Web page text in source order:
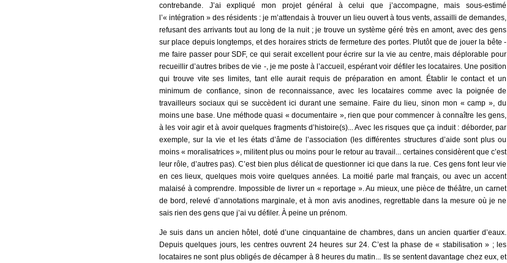
contrebande. J’ai expliqué mon projet général à celui que j’accompagne, mais sous-estimé
l’« intégration » des résidents : je m’attendais à trouver un lieu ouvert à tous vents, assailli de demandes,
refusant des arrivants tout au long de la nuit ; je trouve un système géré très en amont, avec des gens
sur place depuis longtemps, et des horaires stricts de fermeture des portes. Plutôt que de jouer la bête -
me faire passer pour SDF, ce qui serait excellent pour écrire sur la vie au centre, mais déplorable pour
recueillir d’autres bribes de vie -, je me poste à l’accueil, espérant voir défiler les locataires. Une position
qui trouve vite ses limites, tant elle aurait requis de préparation en amont. Établir le contact et un
minimum de confiance, sinon de reconnaissance, avec les locataires comme avec la poignée de
travailleurs sociaux qui se succèdent ici durant une semaine. Faire du lieu, sinon mon « camp », du
moins une base. Une méthode quasi « documentaire », rien que pour commencer à connaître les gens,
à les voir agir et à avoir quelques fragments d’histoire(s)... Avec les risques que ça induit : déborder, par
exemple, sur la vie et les états d’âme de l’association (les différentes structures d’aide sont plus ou
moins « moralisatrices », militent plus ou moins pour le retour au travail... certaines considèrent que c’est
leur rôle, d’autres pas). C’est bien plus délicat de questionner ici que dans la rue. Ces gens font leur vie
en ces lieux, quelques mois voire quelques années. La moitié parle mal français, ou avec un accent
malaisé à comprendre. Impossible de livrer un « reportage ». Au mieux, une pièce de théâtre, un carnet
de bord, relevé d’annotations marginale, et à mon avis anodines, regrettable dans la mesure où je ne
sais rien des gens que j’ai vu défiler. À peine un prénom.
Je suis dans un ancien hôtel, doté d’une cinquantaine de chambres, dans un ancien quartier d’eaux.
Depuis quelques jours, les centres ouvrent 24 heures sur 24. C’est la phase de « stabilisation » ; les
locataires ne sont plus obligés de décamper à 8 heures du matin... Ils se sentent davantage chez eux, et